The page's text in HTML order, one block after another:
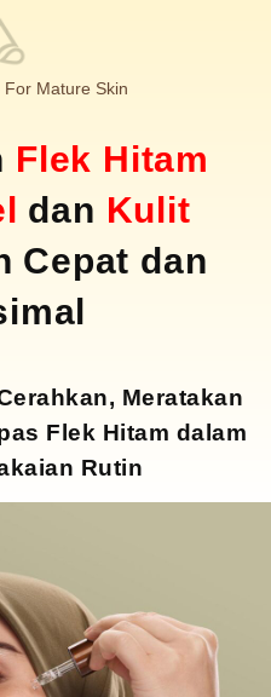
Mature Skin
Flek Hitam
dan Kulit
Cepat dan
Meratakan
Flek Hitam dalam
Rutin